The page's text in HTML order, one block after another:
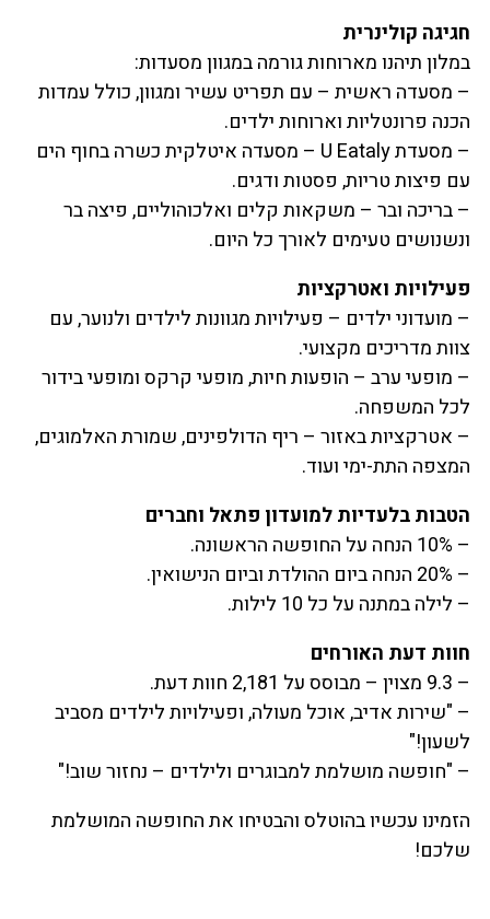
חגיגה קולינרית
במלון תיהנו מארוחות גורמה במגוון מסעדות:
– מסעדה ראשית – עם תפריט עשיר ומגוון, כולל עמדות
הכנה פרונטליות וארוחות ילדים.
– מסעדת U Eataly – מסעדה איטלקית כשרה בחוף הים
עם פיצות טריות, פסטות ודגים.
– בריכה ובר – משקאות קלים ואלכוהוליים, פיצה בר
ונשנושים טעימים לאורך כל היום.
פעילויות ואטרקציות
– מועדוני ילדים – פעילויות מגוונות לילדים ולנוער, עם
צוות מדריכים מקצועי.
– מופעי ערב – הופעות חיות, מופעי קרקס ומופעי בידור
לכל המשפחה.
– אטרקציות באזור – ריף הדולפינים, שמורת האלמוגים,
המצפה התת-ימי ועוד.
הטבות בלעדיות למועדון פתאל וחברים
– 10% הנחה על החופשה הראשונה.
– 20% הנחה ביום ההולדת וביום הנישואין.
– לילה במתנה על כל 10 לילות.
חוות דעת האורחים
– 9.3 מצוין – מבוסס על 2,181 חוות דעת.
– "שירות אדיב, אוכל מעולה, ופעילויות לילדים מסביב
לשעון!"
– "חופשה מושלמת למבוגרים ולילדים – נחזור שוב!"
הזמינו עכשיו בהוטלס והבטיחו את החופשה המושלמת
שלכם!